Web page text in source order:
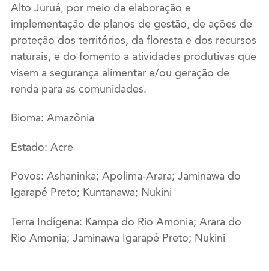
Alto Juruá, por meio da elaboração e
implementação de planos de gestão, de ações de
proteção dos territórios, da floresta e dos recursos
naturais, e do fomento a atividades produtivas que
visem a segurança alimentar e/ou geração de
renda para as comunidades.
Bioma: Amazônia
Estado: Acre
Povos: Ashaninka; Apolima-Arara; Jaminawa do
Igarapé Preto; Kuntanawa; Nukini
Terra Indígena: Kampa do Rio Amonia; Arara do
Rio Amonia; Jaminawa Igarapé Preto; Nukini